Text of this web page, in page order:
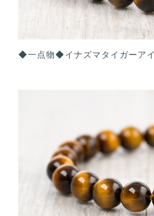
◆一点物◆イナズマタイガーア